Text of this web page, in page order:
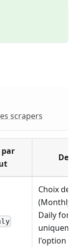
scrapers
Choix de
(Monthly/
Daily
l'option